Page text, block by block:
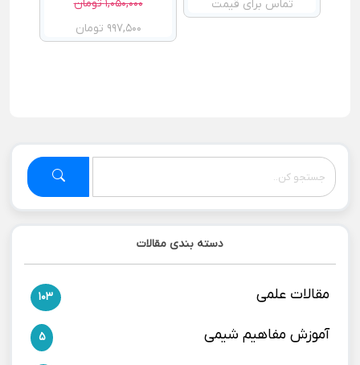
دسته بندی مقالات
مقالات علمی 103
آموزش مفاهیم شیمی 5
تماس برای قیمت
1,050,000 تومان
997,500 تومان